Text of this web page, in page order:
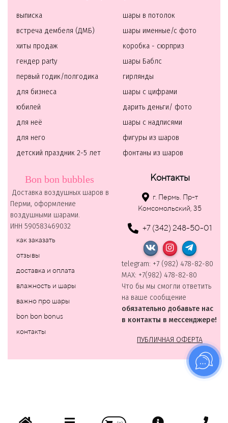
выписка
встреча дембеля (ДМБ)
хиты продаж
гендер party
первый годик/полгодика
для бизнеса
юбилей
для неё
для него
детский праздник 2-5 лет
шары в потолок
шары именные/с фото
коробка - сюрприз
шары Баблс
гирлянды
шары с цифрами
дарить деньги/ фото
шары с надписями
фигуры из шаров
фонтаны из шаров
Bon bon bubbles
Доставка воздушных шаров в
Перми, оформление
воздушными шарами.
ИНН 590583469032
как заказать
отзывы
доставка и оплата
влажность и шары
важно про шары
bon bon bonus
контакты
Контакты
г. Пермь. Пр-т
Комсомольский, 35
+7 (342) 248-50-01
telegram: +7 (982) 478-82-80
MAХ: +7(982) 478-82-80
Что бы мы смогли ответить
на ваше сообщение
обязательно добавьте нас
в контакты в мессенджере!
ПУБЛИЧНАЯ ОФЕРТА